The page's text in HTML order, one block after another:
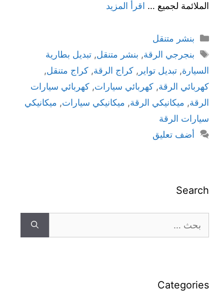
الملائمة لجميع … اقرأ المزيد
بنشر متنقل
بنجرجي الرقة, بنشر متنقل, تبديل بطارية
السيارة, تبديل تواير , كراج الرقة, كراج متنقل,
كهربائي الرقة, كهربائي سيارات, كهربائي سيارات
الرقة, ميكانيكي الرقة, ميكانيكي سيارات, ميكانيكي
سيارات الرقة
أضف تعليق
Search
Categories